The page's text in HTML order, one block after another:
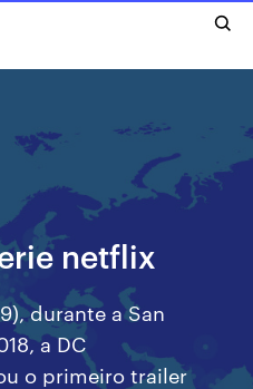
netflix
durante a San
a DC
o primeiro trailer